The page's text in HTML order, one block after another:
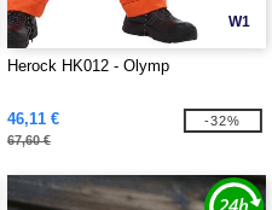
W1
Herock HK012 - Olymp
46,11 €
67,60 €
-32%